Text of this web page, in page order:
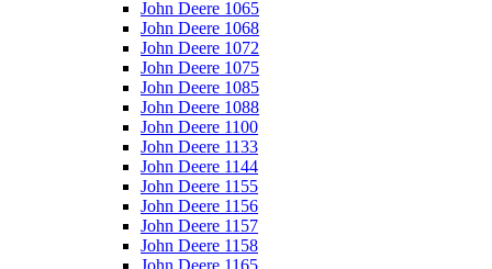
John Deere 1065
John Deere 1068
John Deere 1072
John Deere 1075
John Deere 1085
John Deere 1088
John Deere 1100
John Deere 1133
John Deere 1144
John Deere 1155
John Deere 1156
John Deere 1157
John Deere 1158
John Deere 1165